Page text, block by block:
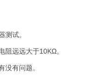
试。
远远大于10KΩ。
有问题。